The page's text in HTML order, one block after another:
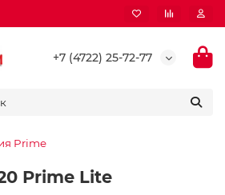
+7 (4722) 25-72-77
Prime
Prime Lite